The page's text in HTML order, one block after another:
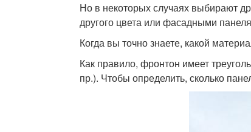
Но в некоторых случаях выбирают
другого цвета или фасадными
Когда вы точно знаете, какой
Как правило, фронтон имеет
пр.). Чтобы определить, сколько